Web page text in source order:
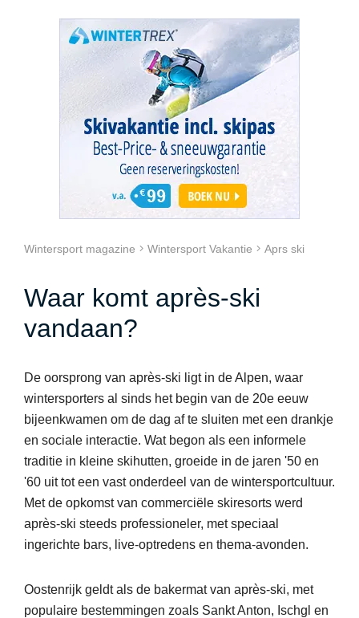
Wintersport magazine Wintersport Vakantie Aprs ski
Waar komt après-ski
vandaan?
De oorsprong van après-ski ligt in de Alpen, waar
wintersporters al sinds het begin van de 20e eeuw
bijeenkwamen om de dag af te sluiten met een drankje
en sociale interactie. Wat begon als een informele
traditie in kleine skihutten, groeide in de jaren '50 en
'60 uit tot een vast onderdeel van de wintersportcultuur.
Met de opkomst van commerciële skiresorts werd
après-ski steeds professioneler, met speciaal
ingerichte bars, live-optredens en thema-avonden.
Oostenrijk geldt als de bakermat van après-ski, met
populaire bestemmingen zoals Sankt Anton, Ischgl en